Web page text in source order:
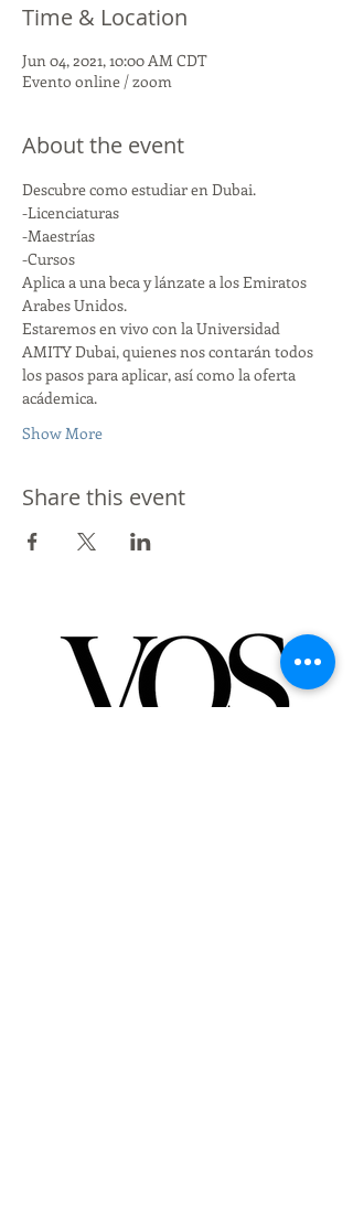
Time & Location
Jun 04, 2021, 10:00 AM CDT
Evento online / zoom
About the event
Descubre como estudiar en Dubai.
-Licenciaturas
-Maestrías
-Cursos
Aplica a una beca y lánzate a los Emiratos
Arabes Unidos.
Estaremos en vivo con la Universidad
AMITY Dubai, quienes nos contarán todos
los pasos para aplicar, así como la oferta
acádemica.
Show More
Share this event